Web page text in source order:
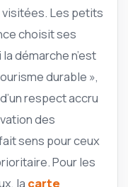
visitées. Les petits
choisit ses
démarche n’est
durable »,
respect accru
des
sens pour ceux
Pour les
la carte